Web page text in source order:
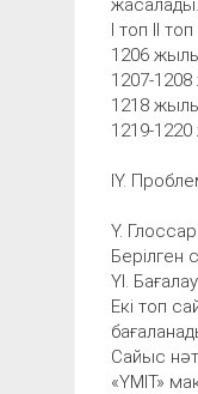
І топ ІІ топ
1206
1207-
1218
1219-
ІҮ.
Ү.
Берілген
ҮІ. Бағалау.
Екі топ
Сайыс
«ҮМІТ»